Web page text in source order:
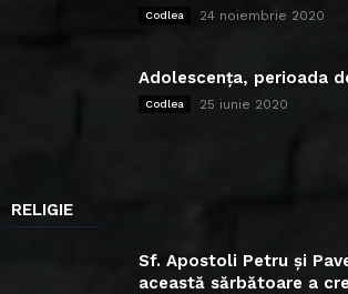
Codlea 24 noiembrie 2020
Adolescența, perioada
Codlea 25 iunie 2020
RELIGIE
Sf. Apostoli Petru și
această sărbătoare a